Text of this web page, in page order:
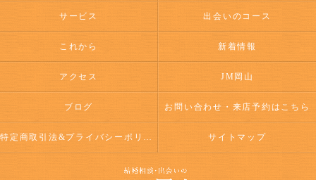
サービス 出会いのコース
これから 新着情報
アクセス JM岡山
ブログ お問い合わせ・来店予約はこちら
特定商取引法&プライバシーポリシー サイトマップ